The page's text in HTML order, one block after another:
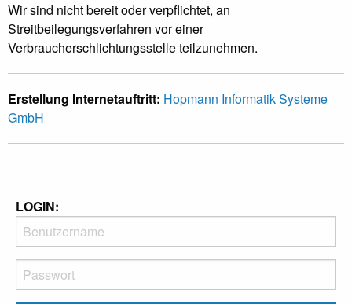
Wir sind nicht bereit oder verpflichtet, an
Streitbeilegungsverfahren vor einer
Verbraucherschlichtungsstelle teilzunehmen.
Erstellung Internetauftritt: Hopmann Informatik Systeme
GmbH
LOGIN: